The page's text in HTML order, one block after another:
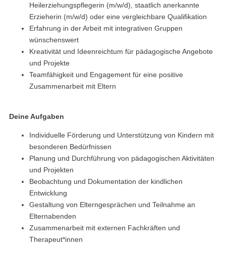
Heilerziehungspflegerin (m/w/d), staatlich anerkannte
Erzieherin (m/w/d) oder eine vergleichbare Qualifikation
Erfahrung in der Arbeit mit integrativen Gruppen
wünschenswert
Kreativität und Ideenreichtum für pädagogische Angebote
und Projekte
Teamfähigkeit und Engagement für eine positive
Zusammenarbeit mit Eltern
Deine Aufgaben
Individuelle Förderung und Unterstützung von Kindern mit
besonderen Bedürfnissen
Planung und Durchführung von pädagogischen Aktivitäten
und Projekten
Beobachtung und Dokumentation der kindlichen
Entwicklung
Gestaltung von Elterngesprächen und Teilnahme an
Elternabenden
Zusammenarbeit mit externen Fachkräften und
Therapeut*innen